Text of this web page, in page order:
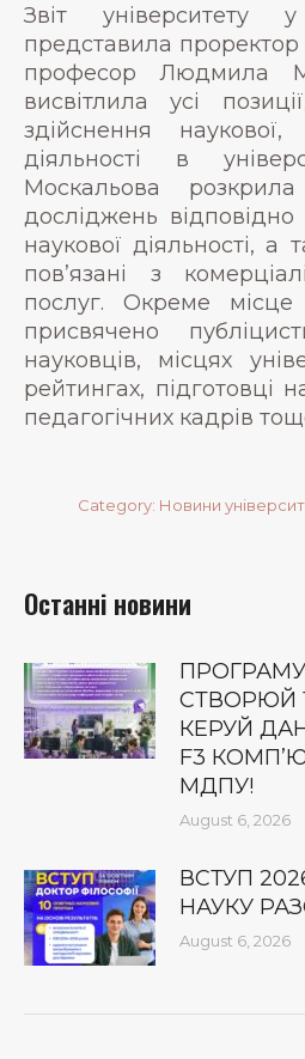
Звіт
представила проректор
професор Людмила
висвітлила усі
здійснення наукової,
діяльності в
Москальова
досліджень
наукової діяльності,
пов’язані з
послуг. Окреме
присвячено
науковців, місцях
рейтингах, підготовці
педагогічних кадрів
Category: Новини
Останні новини
СТВОРЮЙ
КЕРУЙ
F3
МДПУ!
August 6, 2026
ВСТУП
НАУКУ
August 6, 2026